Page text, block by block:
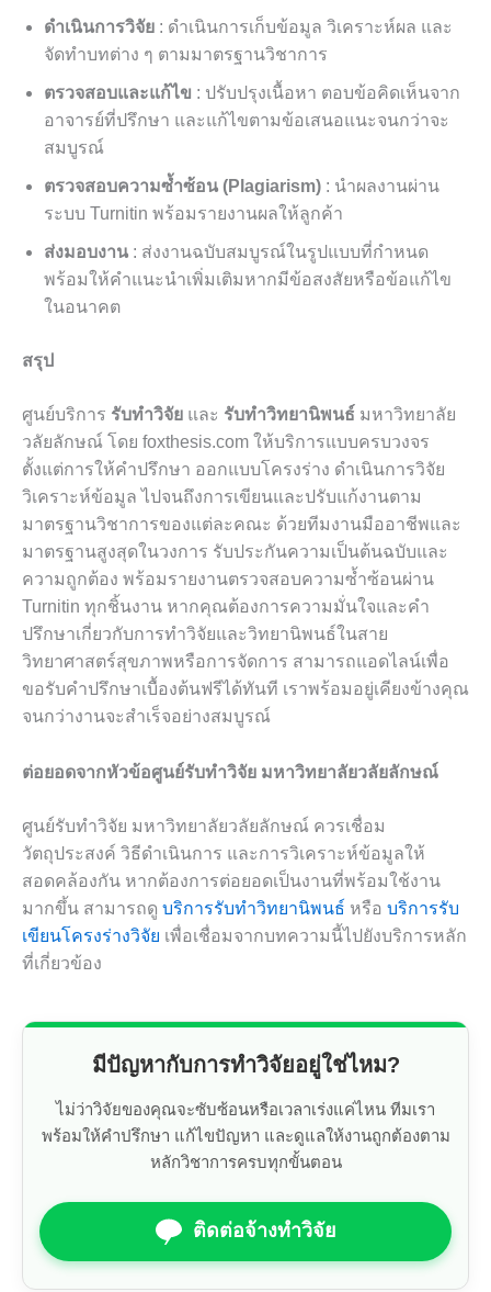
ดำเนินการวิจัย : ดำเนินการเก็บข้อมูล วิเคราะห์ผล และ
จัดทำบทต่าง ๆ ตามมาตรฐานวิชาการ
ตรวจสอบและแก้ไข : ปรับปรุงเนื้อหา ตอบข้อคิดเห็นจาก
อาจารย์ที่ปรึกษา และแก้ไขตามข้อเสนอแนะจนกว่าจะ
สมบูรณ์
ตรวจสอบความซ้ำซ้อน (Plagiarism) : นำผลงานผ่าน
ระบบ Turnitin พร้อมรายงานผลให้ลูกค้า
ส่งมอบงาน : ส่งงานฉบับสมบูรณ์ในรูปแบบที่กำหนด
พร้อมให้คำแนะนำเพิ่มเติมหากมีข้อสงสัยหรือข้อแก้ไข
ในอนาคต
สรุป
ศูนย์บริการ รับทำวิจัย และ รับทำวิทยานิพนธ์ มหาวิทยาลัย
วลัยลักษณ์ โดย foxthesis.com ให้บริการแบบครบวงจร
ตั้งแต่การให้คำปรึกษา ออกแบบโครงร่าง ดำเนินการวิจัย
วิเคราะห์ข้อมูล ไปจนถึงการเขียนและปรับแก้งานตาม
มาตรฐานวิชาการของแต่ละคณะ ด้วยทีมงานมืออาชีพและ
มาตรฐานสูงสุดในวงการ รับประกันความเป็นต้นฉบับและ
ความถูกต้อง พร้อมรายงานตรวจสอบความซ้ำซ้อนผ่าน
Turnitin ทุกชิ้นงาน หากคุณต้องการความมั่นใจและคำ
ปรึกษาเกี่ยวกับการทำวิจัยและวิทยานิพนธ์ในสาย
วิทยาศาสตร์สุขภาพหรือการจัดการ สามารถแอดไลน์เพื่อ
ขอรับคำปรึกษาเบื้องต้นฟรีได้ทันที เราพร้อมอยู่เคียงข้างคุณ
จนกว่างานจะสำเร็จอย่างสมบูรณ์
ต่อยอดจากหัวข้อศูนย์รับทำวิจัย มหาวิทยาลัยวลัยลักษณ์
ศูนย์รับทำวิจัย มหาวิทยาลัยวลัยลักษณ์ ควรเชื่อม
วัตถุประสงค์ วิธีดำเนินการ และการวิเคราะห์ข้อมูลให้
สอดคล้องกัน หากต้องการต่อยอดเป็นงานที่พร้อมใช้งาน
มากขึ้น สามารถดู บริการรับทำวิทยานิพนธ์ หรือ บริการรับ
เขียนโครงร่างวิจัย เพื่อเชื่อมจากบทความนี้ไปยังบริการหลัก
ที่เกี่ยวข้อง
มีปัญหากับการทำวิจัยอยู่ใช่ไหม?
ไม่ว่าวิจัยของคุณจะซับซ้อนหรือเวลาเร่งแค่ไหน ทีมเรา
พร้อมให้คำปรึกษา แก้ไขปัญหา และดูแลให้งานถูกต้องตาม
หลักวิชาการครบทุกขั้นตอน
ติดต่อจ้างทำวิจัย